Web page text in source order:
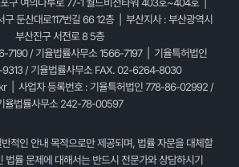
구 여의나루로 77-1 월드비전타워 403호~404호 |
구 둔산대로117번길 66 12층 | 부산지사 : 부산광역시
부산진구 서전로 8 5층
7190 / 기율법률사무소 1566-7197 | 기율특허법인
/ 기율법률사무소 FAX. 02-6264-8030
| 사업자 등록번호 : 기율특허법인 778-86-02992 /
율법률사무소 242-78-00597
적인 안내 목적으로만 제공되며, 법률 자문을 대체할
법률 문제에 대해서는 반드시 전문가와 상담하시기